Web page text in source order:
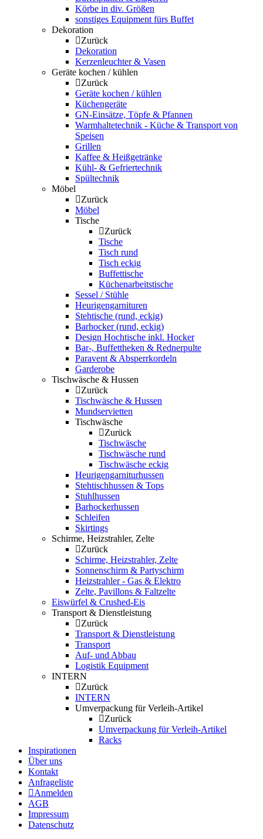
Körbe in div. Größen
sonstiges Equipment fürs Buffet
Dekoration
Zurück
Dekoration
Kerzenleuchter & Vasen
Geräte kochen / kühlen
Zurück
Geräte kochen / kühlen
Küchengeräte
GN-Einsätze, Töpfe & Pfannen
Warmhaltetechnik - Küche & Transport von
Speisen
Grillen
Kaffee & Heißgetränke
Kühl- & Gefriertechnik
Spültechnik
Möbel
Zurück
Möbel
Tische
Zurück
Tische
Tisch rund
Tisch eckig
Buffettische
Küchenarbeitstische
Sessel / Stühle
Heurigengarnituren
Stehtische (rund, eckig)
Barhocker (rund, eckig)
Design Hochtische inkl. Hocker
Bar-, Buffettheken & Rednerpulte
Paravent & Absperrkordeln
Garderobe
Tischwäsche & Hussen
Zurück
Tischwäsche & Hussen
Mundservietten
Tischwäsche
Zurück
Tischwäsche
Tischwäsche rund
Tischwäsche eckig
Heurigengarniturhussen
Stehtischhussen & Tops
Stuhlhussen
Barhockerhussen
Schleifen
Skirtings
Schirme, Heizstrahler, Zelte
Zurück
Schirme, Heizstrahler, Zelte
Sonnenschirm & Partyschirm
Heizstrahler - Gas & Elektro
Zelte, Pavillons & Faltzelte
Eiswürfel & Crushed-Eis
Transport & Dienstleistung
Zurück
Transport & Dienstleistung
Transport
Auf- und Abbau
Logistik Equipment
INTERN
Zurück
INTERN
Umverpackung für Verleih-Artikel
Zurück
Umverpackung für Verleih-Artikel
Racks
Inspirationen
Über uns
Kontakt
Anfrageliste
Anmelden
AGB
Impressum
Datenschutz